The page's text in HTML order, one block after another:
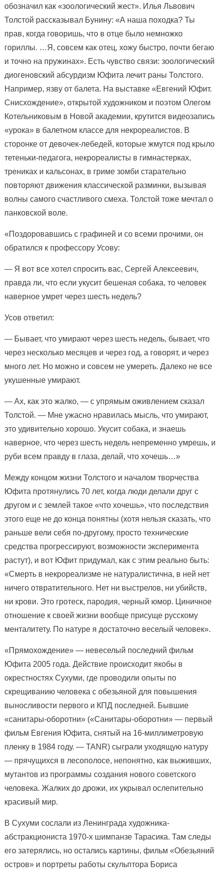
обозначил как «зоологический жест». Илья Львович
Толстой рассказывал Бунину: «А наша походка? Ты
прав, когда говоришь, что в отце было немножко
гориллы. …Я, совсем как отец, хожу быстро, почти бегаю
и точно на пружинах». Есть чувство связи: зоологический
диогеновский абсурдизм Юфита лечит раны Толстого.
Например, язву от балета. На выставке «Евгений Юфит.
Снисхождение», открытой художником и поэтом Олегом
Котельниковым в Новой академии, крутится видеозапись
«урока» в балетном классе для некрореалистов. В
сторонке от девочек-лебедей, которые жмутся под крыло
тетеньки-педагога, некрореалисты в гимнастерках,
трениках и кальсонах, в гриме зомби старательно
повторяют движения классической разминки, вызывая
волны самого счастливого смеха. Толстой тоже мечтал о
панковской воле.
«Поздоровавшись с графиней и со всеми прочими, он
обратился к профессору Усову:
— Я вот все хотел спросить вас, Сергей Алексеевич,
правда ли, что если укусит бешеная собака, то человек
наверное умрет через шесть недель?
Усов ответил:
— Бывает, что умирают через шесть недель, бывает, что
через несколько месяцев и через год, а говорят, и через
много лет. Но можно и совсем не умереть. Далеко не все
укушенные умирают.
— Ах, как это жалко, — с упрямым оживлением сказал
Толстой. — Мне ужасно нравилась мысль, что умирают,
это удивительно хорошо. Укусит собака, и знаешь
наверное, что через шесть недель непременно умрешь, и
руби всем правду в глаза, делай, что хочешь…»
Между концом жизни Толстого и началом творчества
Юфита протянулись 70 лет, когда люди делали друг с
другом и с землей такое «что хочешь», что последствия
этого еще не до конца понятны (хотя нельзя сказать, что
раньше вели себя по-другому, просто технические
средства прогрессируют, возможности эксперимента
растут), и вот Юфит придумал, как с этим реально быть:
«Смерть в некрореализме не натуралистична, в ней нет
ничего отвратительного. Нет ни выстрелов, ни убийств,
ни крови. Это гротеск, пародия, черный юмор. Циничное
отношение к своей жизни вообще присуще русскому
менталитету. По натуре я достаточно веселый человек».
«Прямохождение» — невеселый последний фильм
Юфита 2005 года. Действие происходит якобы в
окрестностях Сухуми, где проводили опыты по
скрещиванию человека с обезьяной для повышения
выносливости первого и КПД последней. Бывшие
«санитары-оборотни» («Санитары-оборотни» — первый
фильм Евгения Юфита, снятый на 16-миллиметровую
пленку в 1984 году. — TANR) сыграли уходящую натуру
— прячущихся в лесополосе, непонятно, как выживших,
мутантов из программы создания нового советского
человека. Жалких до дрожи, их укрывал ослепительно
красивый мир.
В Сухуми сослали из Ленинграда художника-
абстракциониста 1970-х шимпанзе Тарасика. Там следы
его затерялись, но остались картины, фильм «Обезьяний
остров» и портреты работы скульптора Бориса